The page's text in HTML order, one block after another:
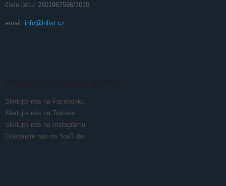
číslo účtu: 2401967596/2010
email: info@inlist.cz
Sledujte nás na Facebooku
Sledujte nás na Twitteru
Sledujte nás na Instagramu
Odebírejte nás na YouTube